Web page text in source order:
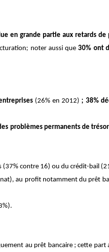
en grande partie aux retards
noter aussi que30% ont
(26% en 2012) ; 38%
problèmes permanents de
(37% contre 16) ou du crédit-bail
au profit notamment du prêt
au prêt bancaire ; cette part